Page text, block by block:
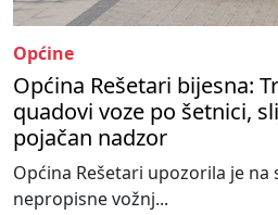
Općine
Općina Rešetari bijesna:
quadovi voze po šetnici,
pojačan nadzor
Općina Rešetari upozorila je na
nepropisne vožnj...